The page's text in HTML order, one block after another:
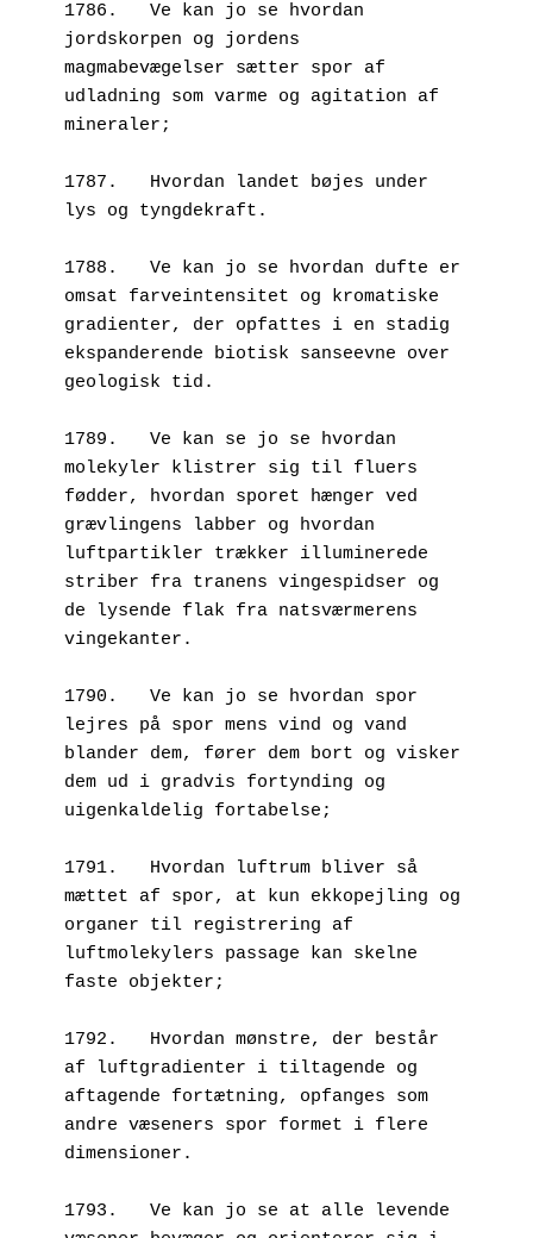
1786.	Ve kan jo se hvordan
jordskorpen og jordens
magmabevægelser sætter spor af
udladning som varme og agitation af
mineraler;
1787.	Hvordan landet bøjes under
lys og tyngdekraft.
1788.	Ve kan jo se hvordan dufte er
omsat farveintensitet og kromatiske
gradienter, der opfattes i en stadig
ekspanderende biotisk sanseevne over
geologisk tid.
1789.	Ve kan se jo se hvordan
molekyler klistrer sig til fluers
fødder, hvordan sporet hænger ved
grævlingens labber og hvordan
luftpartikler trækker illuminerede
striber fra tranens vingespidser og
de lysende flak fra natsværmerens
vingekanter.
1790.	Ve kan jo se hvordan spor
lejres på spor mens vind og vand
blander dem, fører dem bort og visker
dem ud i gradvis fortynding og
uigenkaldelig fortabelse;
1791.	Hvordan luftrum bliver så
mættet af spor, at kun ekkopejling og
organer til registrering af
luftmolekylers passage kan skelne
faste objekter;
1792.	Hvordan mønstre, der består
af luftgradienter i tiltagende og
aftagende fortætning, opfanges som
andre væseners spor formet i flere
dimensioner.
1793.	Ve kan jo se at alle levende